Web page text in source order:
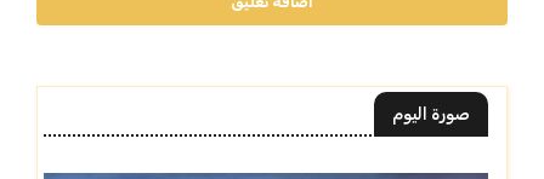
صورة اليوم